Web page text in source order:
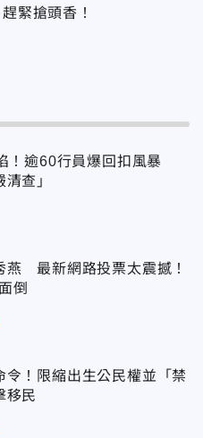
緊搶頭香！
！逾60行員爆回扣風暴
查」
燕 最新網路投票太震撼！
倒
令！限縮出生公民權並「禁
移民